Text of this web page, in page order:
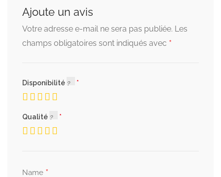
Ajoute un avis
Votre adresse e-mail ne sera pas publiée. Les
champs obligatoires sont indiqués avec *
Disponibilité
Qualité
Name *